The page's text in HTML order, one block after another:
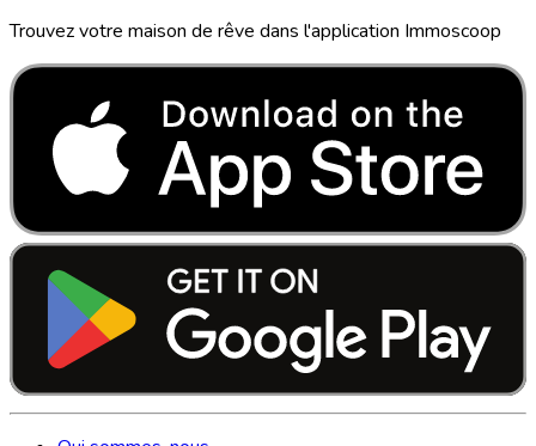
Trouvez votre maison de rêve dans l'application Immoscoop